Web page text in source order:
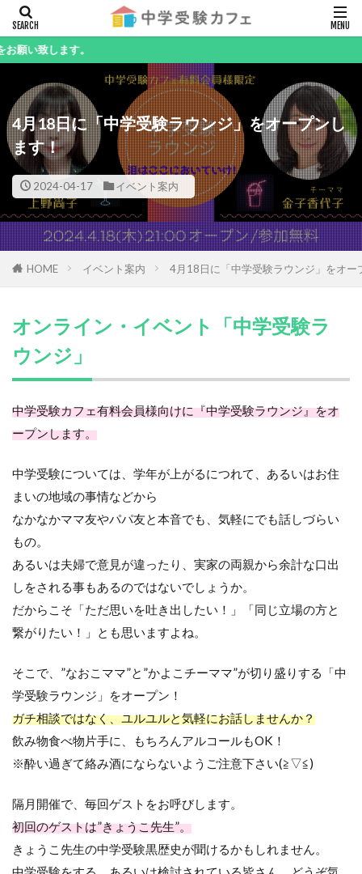
。
4月18日に「中学受験ラウンジ」をオープンし
ます！
2024-04-17 イベント案内
HOME イベント案内 4月18日に「中学受験ラウンジ」をオー
オンライン・イベント「中学受験ラ
ウンジ」
中学受験カフェ有料会員様向けに『中学受験ラウンジ』をオ
ープンします。
中学受験については、学年が上がるにつれて、あるいはお住
まいの地域の事情などから
なかなかママ友やパパ友と本音でも、気軽にでも話しづらい
もの。
あるいは夫婦で意見が違ったり、実家の両親から余計な口出
しをされる事もあるのではないでしょうか。
だからこそ「ただ思いを吐き出したい！」「同じ立場の方と
繋がりたい！」とも思いますよね。
そこで、”なおこママ”と”かよこチーママ”が切り盛りする「中
学受験ラウンジ」をオープン！
ガチ相談ではなく、ユルユルと気軽にお話しませんか？
飲み物食べ物片手に、もちろんアルコールもOK！
※酔い過ぎて絡み酒にならないようご注意下さい(≧▽≦)
隔月開催で、毎回ゲストをお呼びします。
初回のゲストは”きょうこ先生”。
きょうこ先生の中学受験黒歴史が聞けるかもしれません。
キーワード
カテゴリー
検索